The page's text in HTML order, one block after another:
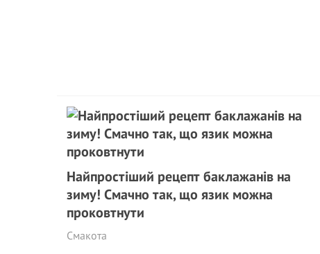
Найпростіший рецепт баклажанів на
зиму! Смачно так, що язик можна
проковтнути
Смакота